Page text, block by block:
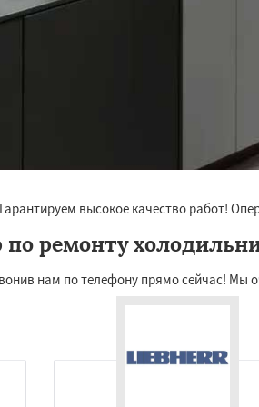
высокое качество работ!
ремонту
нам по телефону прямо сейчас! Мы